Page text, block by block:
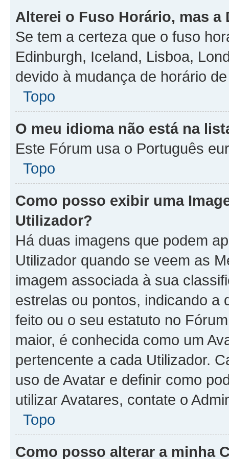
Alterei o Fuso Horário, mas a
Se tem a certeza que o fuso
Edinburgh, Iceland, Lisboa,
devido à mudança de horário
Topo
O meu idioma não está na
Este Fórum usa o Português
Topo
Como posso exibir uma
Utilizador?
Há duas imagens que podem
Utilizador quando se veem as
imagem associada à sua
estrelas ou pontos, indicando a
feito ou o seu estatuto no
maior, é conhecida como um
pertencente a cada Utilizador.
uso de Avatar e definir como
utilizar Avatares, contate o
Topo
Como posso alterar a minha